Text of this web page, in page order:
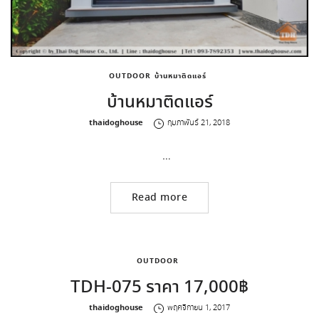
OUTDOOR บ้านหมาติดแอร์
บ้านหมาติดแอร์
by
thaidoghouse กุมภาพันธ์ 21, 2018
…
Read more
OUTDOOR
TDH-075 ราคา 17,000฿
by
thaidoghouse พฤศจิกายน 1, 2017